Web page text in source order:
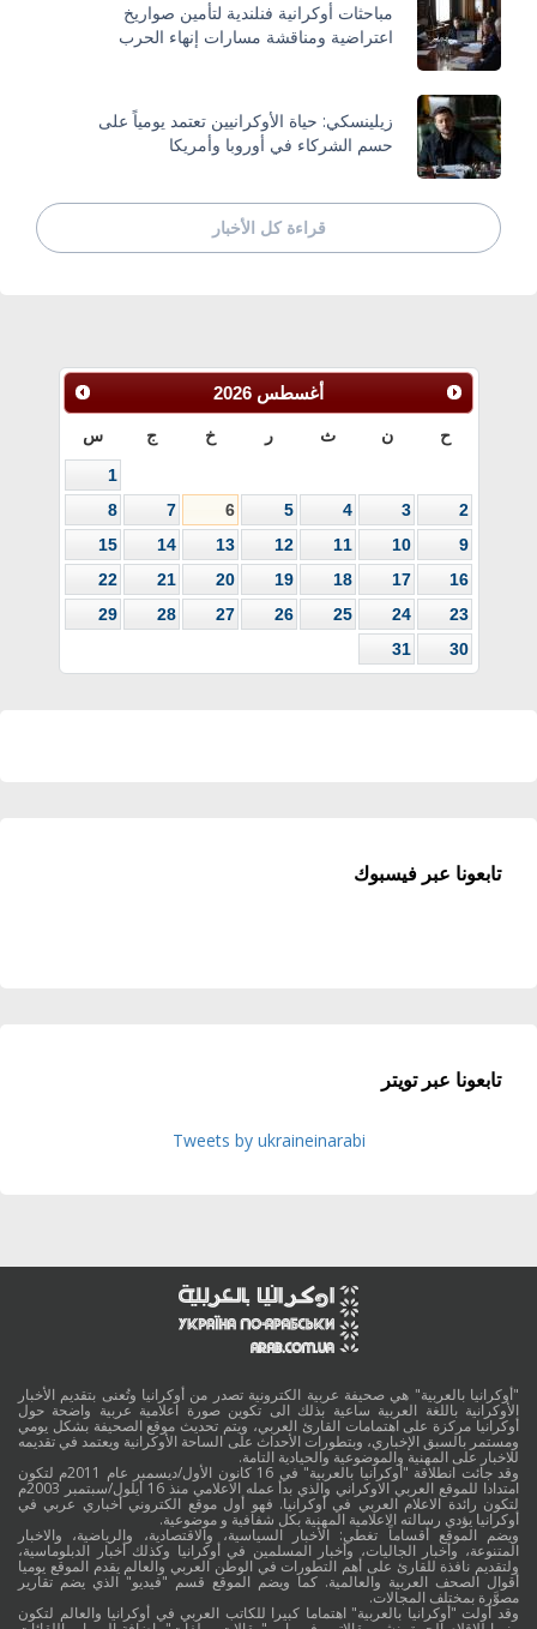
مباحثات أوكرانية فنلندية لتأمين صواريخ
اعتراضية ومناقشة مسارات إنهاء الحرب
زيلينسكي: حياة الأوكرانيين تعتمد يومياً على
حسم الشركاء في أوروبا وأمريكا
قراءة كل الأخبار
أغسطس 2026
ح ن ث ر خ ج س
1
2
3
4
5
6
7
8
9
10
11
12
13
14
15
16
17
18
19
20
21
22
23
24
25
26
27
28
29
30
31
تابعونا عبر فيسبوك
تابعونا عبر تويتر
Tweets by ukraineinarabi
"أوكرانيا بالعربية" هي صحيفة عربية الكترونية تصدر من أوكرانيا وتُعنى بتقديم الأخبار
الأوكرانية باللغة العربية ساعية بذلك الى تكوين صورة اعلامية عربية واضحة حول
أوكرانيا مركزة على اهتمامات القارئ العربي، ويتم تحديث موقع الصحيفة بشكل يومي
ومستمر بالسبق الإخباري، وبتطورات الأحداث على الساحة الأوكرانية ويعتمد في تقديمه
للاخبار على المهنية والموضوعية والحيادية التامة.
وقد جائت انطلاقة "أوكرانيا بالعربية" في 16 كانون الأول/ديسمبر عام 2011م لتكون
امتدادا للموقع العربي الاوكراني والذي بدأ عمله الاعلامي منذ 16 أيلول/سبتمبر 2003م
لتكون رائدة الاعلام العربي في أوكرانيا. فهو أول موقع الكتروني أخباري عربي في
أوكرانيا يؤدي رسالته الاعلامية المهنية بكل شفافية و موضوعية.
ويضم الموقع أقساماً تغطي: الأخبار السياسية، والاقتصادية، والرياضية، والاخبار
المتنوعة، وأخبار الجاليات، وأخبار المسلمين في أوكرانيا وكذلك أخبار الدبلوماسية،
ولتقديم نافذة للقارئ على أهم التطورات في الوطن العربي والعالم يقدم الموقع يوميا
أقوال الصحف العربية والعالمية. كما ويضم الموقع قسم "فيديو" الذي يضم تقارير
مصوَّرة بمختلف المجالات.
وقد أولت "أوكرانيا بالعربية" اهتماما كبيرا للكاتب العربي في أوكرانيا والعالم لتكون